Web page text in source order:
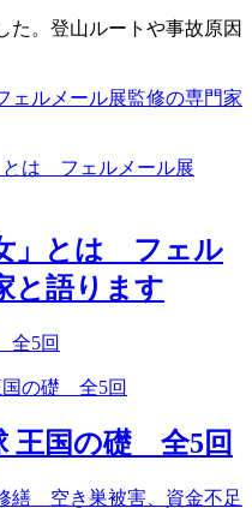
た。登山ルートや事故原因
ェルメール展監修の専門家
」とは フェル
と語ります
5回
王国の礎 全5回
繕 空き巣被害、資金不足